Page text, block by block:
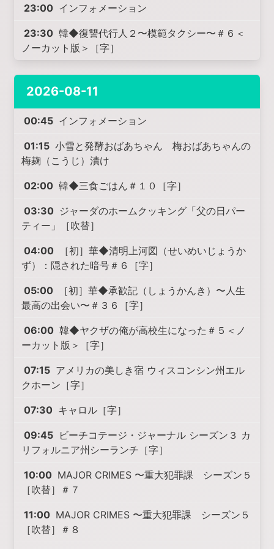
23:00 インフォメーション
23:30 韓◆復讐代行人２〜模範タクシー〜＃６＜
ノーカット版＞［字］
2026-08-11
00:45 インフォメーション
01:15 小雪と発酵おばあちゃん 梅おばあちゃんの
梅麹（こうじ）漬け
02:00 韓◆三食ごはん＃１０［字］
03:30 ジャーダのホームクッキング「父の日パー
ティー」［吹替］
04:00
［初］華◆清明上河図（せいめいじょうか
ず）：隠された暗号＃６［字］
05:00
［初］華◆承歓記（しょうかんき）〜人生
最高の出会い〜＃３６［字］
06:00 韓◆ヤクザの俺が高校生になった＃５＜ノ
ーカット版＞［字］
07:15 アメリカの美しき宿 ウィスコンシン州エル
クホーン［字］
07:30 キャロル［字］
09:45 ビーチコテージ・ジャーナル シーズン３ カ
リフォルニア州シーランチ［字］
10:00 MAJOR CRIMES 〜重大犯罪課 シーズン５
［吹替］＃７
11:00 MAJOR CRIMES 〜重大犯罪課 シーズン５
［吹替］＃８